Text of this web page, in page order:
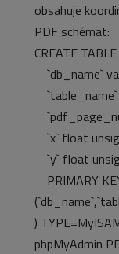
obsahuje
PDF schémat:
CREATE
`db_name`
`table_name`
`x` float
`y` float
PRIMARY
)
phpMyAdmin